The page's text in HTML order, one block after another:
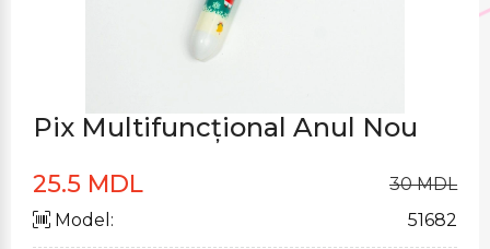
Pix Multifuncțional Anul Nou
25.5 MDL
30 MDL
Model:
51682